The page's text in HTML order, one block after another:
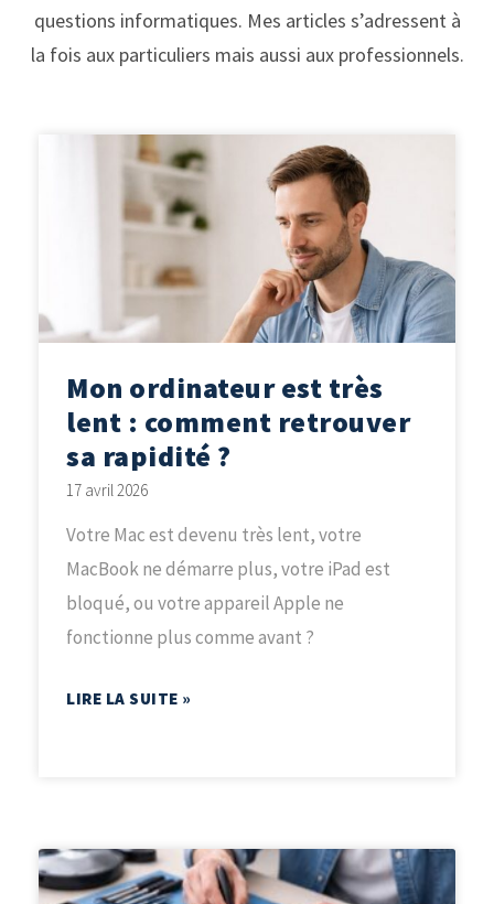
questions informatiques. Mes articles s’adressent à
la fois aux particuliers mais aussi aux professionnels.
Mon ordinateur est très
lent : comment retrouver
sa rapidité ?
17 avril 2026
Votre Mac est devenu très lent, votre
MacBook ne démarre plus, votre iPad est
bloqué, ou votre appareil Apple ne
fonctionne plus comme avant ?
LIRE LA SUITE »